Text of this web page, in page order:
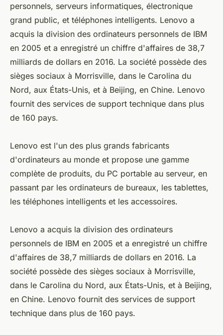
personnels, serveurs informatiques, électronique
grand public, et téléphones intelligents. Lenovo a
acquis la division des ordinateurs personnels de IBM
en 2005 et a enregistré un chiffre d'affaires de 38,7
milliards de dollars en 2016. La société possède des
sièges sociaux à Morrisville, dans le Carolina du
Nord, aux États-Unis, et à Beijing, en Chine. Lenovo
fournit des services de support technique dans plus
de 160 pays.
Lenovo est l'un des plus grands fabricants
d'ordinateurs au monde et propose une gamme
complète de produits, du PC portable au serveur, en
passant par les ordinateurs de bureaux, les tablettes,
les téléphones intelligents et les accessoires.
Lenovo a acquis la division des ordinateurs
personnels de IBM en 2005 et a enregistré un chiffre
d'affaires de 38,7 milliards de dollars en 2016. La
société possède des sièges sociaux à Morrisville,
dans le Carolina du Nord, aux États-Unis, et à Beijing,
en Chine. Lenovo fournit des services de support
technique dans plus de 160 pays.